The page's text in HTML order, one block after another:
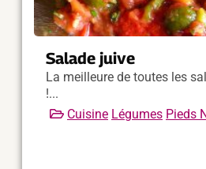
Salade juive
La meilleure de toutes les
!...
Cuisine Légumes Pieds